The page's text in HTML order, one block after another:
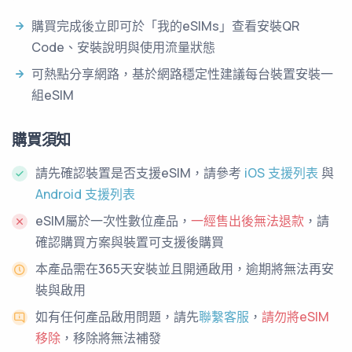
購買完成後立即可於「我的eSIMs」查看安裝QR
Code、安裝說明與使用流量狀態
可熱點分享網路，基於網路穩定性建議每台裝置安裝一
組eSIM
購買須知
請先確認裝置是否支援eSIM，請參考 iOS 支援列表 與
Android 支援列表
eSIM屬於一次性數位產品， 一經售出後無法退款 ，請
確認購買方案與裝置可支援後購買
本產品需在365天安裝並且開通啟用，逾期將無法再安
裝與啟用
如有任何產品啟用問題，請先聯繫客服 ， 請勿將eSIM
移除 ，移除將無法補發